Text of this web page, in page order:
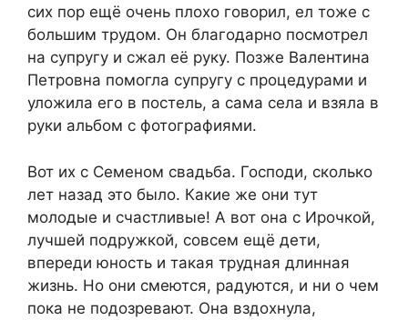
сих пор ещё очень плохо говорил, ел тоже с
большим трудом. Он благодарно посмотрел
на супругу и сжал её руку. Позже Валентина
Петровна помогла супругу с процедурами и
уложила его в постель, а сама села и взяла в
руки альбом с фотографиями.
Вот их с Семеном свадьба. Господи, сколько
лет назад это было. Какие же они тут
молодые и счастливые! А вот она с Ирочкой,
лучшей подружкой, совсем ещё дети,
впереди юность и такая трудная длинная
жизнь. Но они смеются, радуются, и ни о чем
пока не подозревают. Она вздохнула,